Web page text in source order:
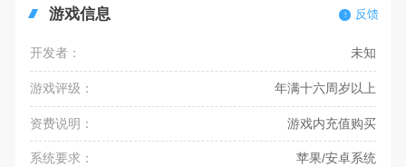
游戏信息 反馈
开发者： 未知
游戏评级： 年满十六周岁以上
资费说明： 游戏内充值购买
系统要求： 苹果/安卓系统